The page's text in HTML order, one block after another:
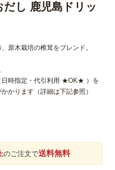
だし 鹿児島ドリッ
原木栽培の椎茸をブレンド。
日時指定・代引利用 ★OK★ ）を
かります（詳細は下記参照）
のご注文で送料無料